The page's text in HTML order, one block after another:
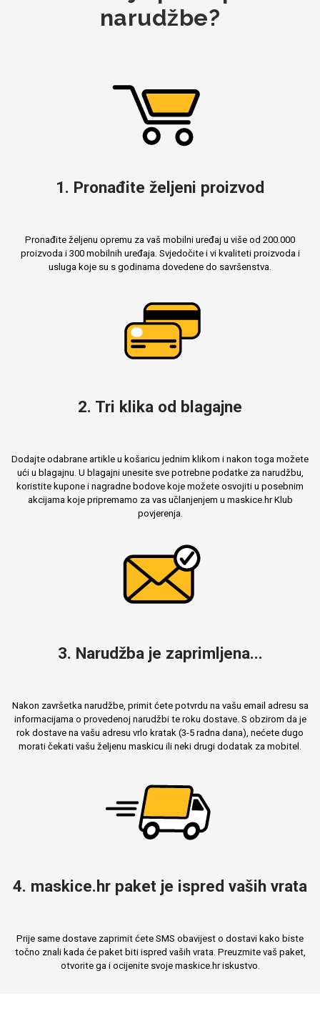
narudžbe?
1. Pronađite željeni proizvod
Pronađite željenu opremu za vaš mobilni uređaj u više od 200.000
proizvoda i 300 mobilnih uređaja. Svjedočite i vi kvaliteti proizvoda i
usluga koje su s godinama dovedene do savršenstva.
2. Tri klika od blagajne
Dodajte odabrane artikle u košaricu jednim klikom i nakon toga možete
ući u blagajnu. U blagajni unesite sve potrebne podatke za narudžbu,
koristite kupone i nagradne bodove koje možete osvojiti u posebnim
akcijama koje pripremamo za vas učlanjenjem u maskice.hr Klub
povjerenja.
3. Narudžba je zaprimljena...
Nakon završetka narudžbe, primit ćete potvrdu na vašu email adresu sa
informacijama o provedenoj narudžbi te roku dostave. S obzirom da je
rok dostave na vašu adresu vrlo kratak (3-5 radna dana), nećete dugo
morati čekati vašu željenu maskicu ili neki drugi dodatak za mobitel.
4. maskice.hr paket je ispred vaših vrata
Prije same dostave zaprimit ćete SMS obavijest o dostavi kako biste
točno znali kada će paket biti ispred vaših vrata. Preuzmite vaš paket,
otvorite ga i ocijenite svoje maskice.hr iskustvo.